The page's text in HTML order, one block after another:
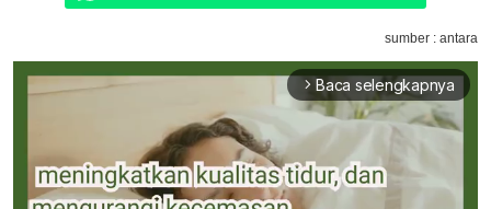
sumber : antara
arrow_forward_ios Baca selengkapnya